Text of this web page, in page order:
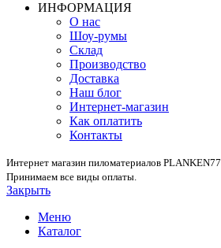
ИНФОРМАЦИЯ
О нас
Шоу-румы
Склад
Производство
Доставка
Наш блог
Интернет-магазин
Как оплатить
Контакты
Интернет магазин пиломатериалов PLANKEN77
Принимаем все виды оплаты.
Закрыть
Меню
Каталог